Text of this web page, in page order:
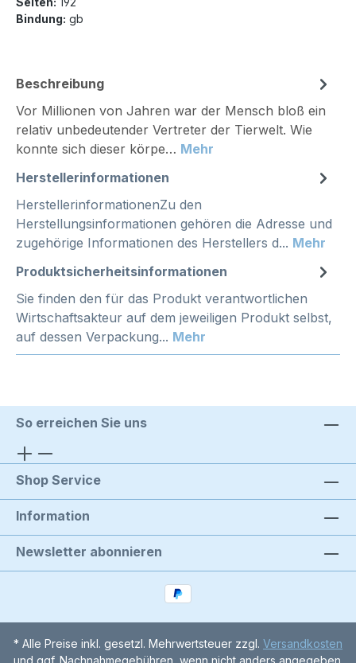
Bindung: gb
Beschreibung
Vor Millionen von Jahren war der Mensch bloß ein
relativ unbedeutender Vertreter der Tierwelt. Wie
konnte sich dieser körpe… Mehr
Herstellerinformationen
HerstellerinformationenZu den
Herstellungsinformationen gehören die Adresse und
zugehörige Informationen des Herstellers d... Mehr
Produktsicherheitsinformationen
Sie finden den für das Produkt verantwortlichen
Wirtschaftsakteur auf dem jeweiligen Produkt selbst,
auf dessen Verpackung... Mehr
So erreichen Sie uns
Shop Service
Information
Newsletter abonnieren
* Alle Preise inkl. gesetzl. Mehrwertsteuer zzgl. Versandkosten